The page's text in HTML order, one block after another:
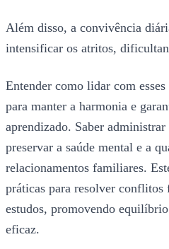
Além disso, a convivência
intensificar os atritos,
Entender como lidar com
para manter a harmonia e
aprendizado. Saber administrar
preservar a saúde mental e a
relacionamentos familiares.
práticas para resolver conflitos
estudos, promovendo
eficaz.